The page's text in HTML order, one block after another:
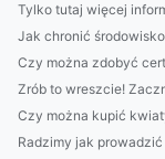
Tylko tutaj więcej
Jak chronić
Czy można zdobyć
Zrób to wreszcie!
Czy można kupić
Radzimy jak